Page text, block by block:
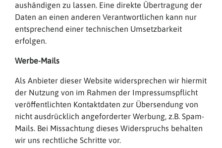
aushändigen zu lassen. Eine direkte Übertragung der
Daten an einen anderen Verantwortlichen kann nur
entsprechend einer technischen Umsetzbarkeit
erfolgen.
Werbe-Mails
Als Anbieter dieser Website widersprechen wir hiermit
der Nutzung von im Rahmen der Impressumspflicht
veröffentlichten Kontaktdaten zur Übersendung von
nicht ausdrücklich angeforderter Werbung, z.B. Spam-
Mails. Bei Missachtung dieses Widerspruchs behalten
wir uns rechtliche Schritte vor.